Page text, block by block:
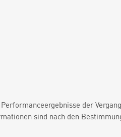
Performanceergebnisse der
sind nach den